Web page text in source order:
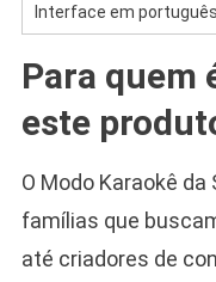
Interface em
Para quem
este
O Modo Karaokê
famílias que
até criadores de